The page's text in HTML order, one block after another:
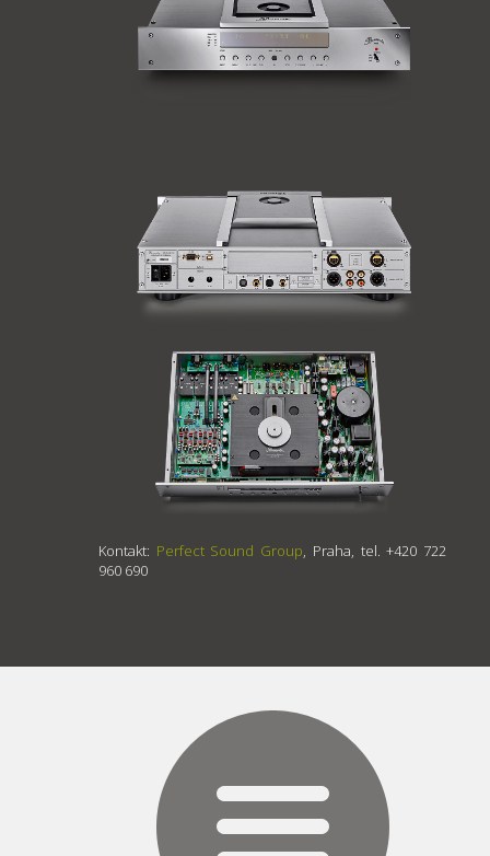
Kontakt: Perfect Sound Group, Praha, tel. +420 722
960 690